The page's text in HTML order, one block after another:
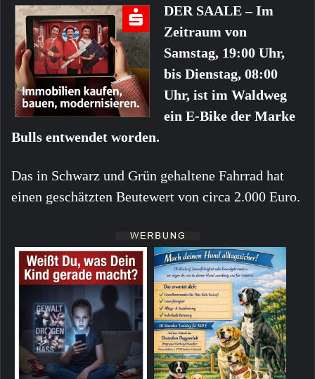
DER SAALE – Im
Zeitraum von
Samstag, 19:00 Uhr,
bis Dienstag, 08:00
Uhr, ist im Waldweg
ein E-Bike der Marke
Bulls entwendet worden.
Das in Schwarz und Grün gehaltene Fahrrad hat
einen geschätzten Beutewert von circa 2.000 Euro.